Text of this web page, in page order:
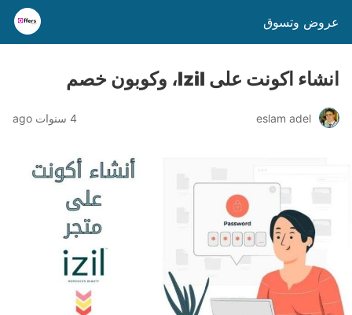
عروض وتسوق
انشاء اكونت على Izil، وكوبون خصم
eslam adel 4 سنوات ago